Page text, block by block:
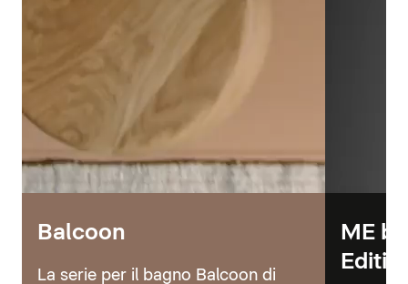
Balcoon
La serie per il bagno Balcoon di
ME